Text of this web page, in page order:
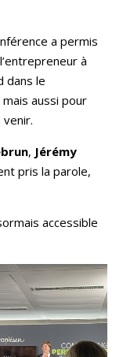
a permis
à
dans le
aussi pour
, Jérémy
pris la parole,
accessible